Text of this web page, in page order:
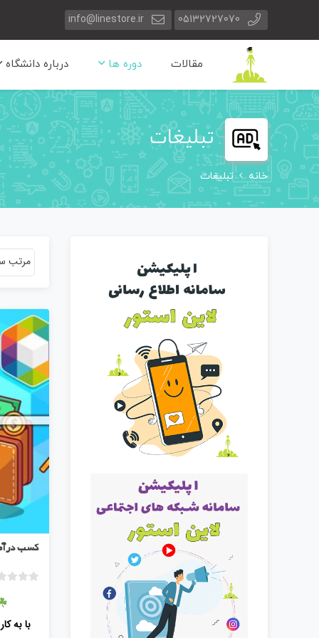
05132727070
info@linestore.ir
مقالات دوره ها درباره دانشگاه
تبلیغات
خانه تبلیغات
مرتب
کسب
با به